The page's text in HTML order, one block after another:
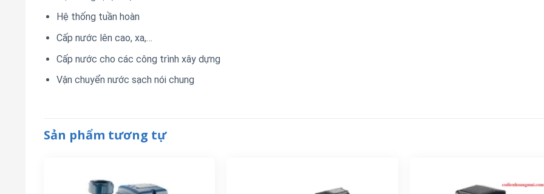
Hệ thống tuần hoàn
Cấp nước lên cao, xa,…
Cấp nước cho các công trình xây dựng
Vận chuyển nước sạch nói chung
Sản phẩm tương tự